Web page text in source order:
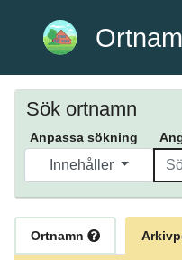
Sök ortnamn
Anpassa sökning
Innehåller
Ortnamn